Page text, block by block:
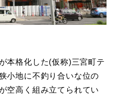
本格化した(仮称)三宮町テ
小地に不釣り合いな位の
空高く組み立てられてい